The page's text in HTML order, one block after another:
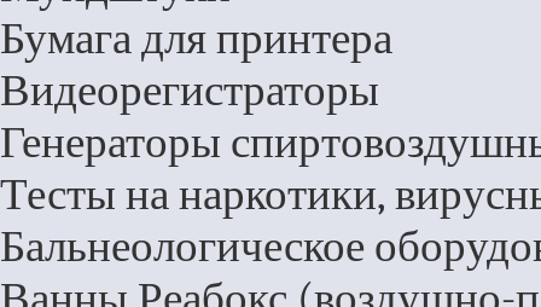
Бумага для принтера
Видеорегистраторы
Генераторы
Тесты на наркотики,
Бальнеологическое